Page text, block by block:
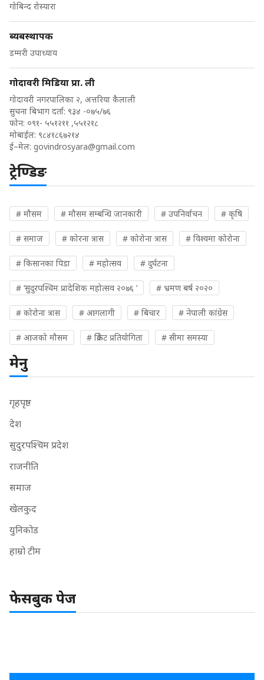
गोबिन्द रोस्यारा
ब्यबस्थापक
डम्मरी उपाध्याय
गोदावरी मिडिया प्रा. ली
गोदावरी नगरपालिका २, अत्तरिया कैलाली
सुचना बिभाग दर्ता: ९३४ -०७५/७६
फोन: ०९१- ५५१२११ ,५५१२१८
मोबाईल: ९८४१८६७२१४
ई–मेल: govindrosyara@gmail.com
ट्रेण्डिङ
# मौसम # मौसम सम्बन्धि जानकारी # उपनिर्वाचन # कृषि
# समाज # कोरना त्रास # कोरोना त्रास # विश्वमा कोरोना
# किसानका पिडा # महोत्सव # दुर्घटना
# ‘सुदुरपश्चिम प्रादेशिक महोत्सव २०७६ ’ # भ्रमण बर्ष २०२०
# कोरोना त्रास # आगलागी # बिचार # नेपाली कांग्रेस
# आजको मौसम # क्रिकेट प्रतियोगिता # सीमा समस्या
मेनु
गृहपृष्ठ
देश
सुदुरपश्चिम प्रदेश
राजनीति
समाज
खेलकुद
युनिकोड
हाम्रो टीम
फेसबुक पेज